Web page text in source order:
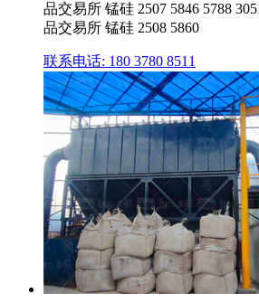
品交易所 锰硅 2507 5846 5788
品交易所 锰硅 2508 5860
联系电话: 180 3780 8511